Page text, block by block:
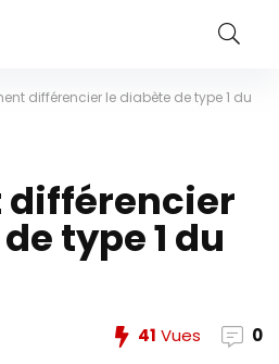
différencier le diabète de type 1 du
différencier
type 1 du
41 Vues 0